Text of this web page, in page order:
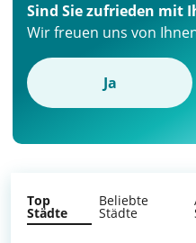
Sind Sie zufrieden mit
Wir freuen uns von
Ja
Top
Städte
Beliebte
Städte